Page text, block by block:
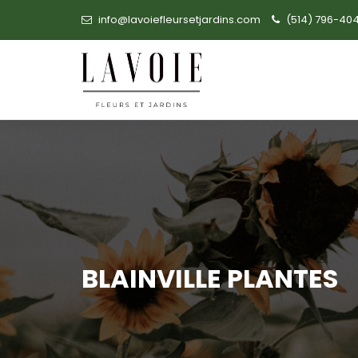
info@lavoiefleursetjardins.com (514) 796-
BLAINVILLE PLANTES